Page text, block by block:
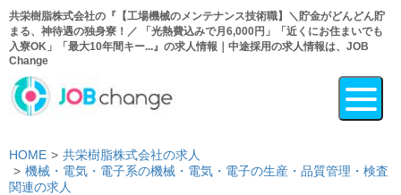
共栄樹脂株式会社の『【工場機械のメンテナンス技術職】＼貯金がどんどん貯
まる、神待遇の独身寮！／ 「光熱費込みで月6,000円」「近くにお住まいでも
入寮OK」「最大10年間キー...』の求人情報｜中途採用の求人情報は、JOB
Change
HOME
共栄樹脂株式会社の求人
機械・電気・電子系の機械・電気・電子の生産・品質管理・検査
関連の求人